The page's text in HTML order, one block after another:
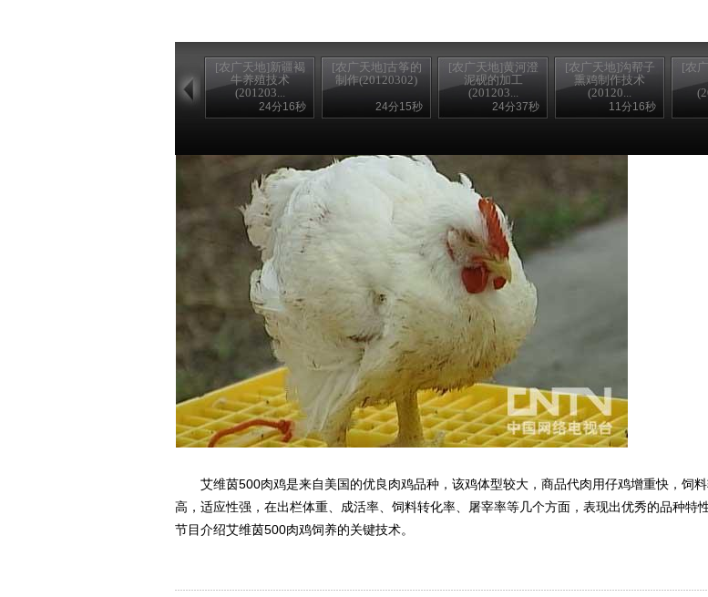
[农广天地]新疆褐
牛养殖技术
(201203...
24分16秒
[农广天地]古筝的
制作(20120302)
24分15秒
[农广天地]黄河澄
泥砚的加工
(201203...
24分37秒
[农广天地]沟帮子
熏鸡制作技术
(20120...
11分16秒
[农
艾维茵500肉鸡是来自美国的优良肉鸡品种，该鸡体型较大，商品代肉用仔鸡增重快，饲
高，适应性强，在出栏体重、成活率、饲料转化率、屠宰率等几个方面，表现出优秀的品种特
节目介绍艾维茵500肉鸡饲养的关键技术。